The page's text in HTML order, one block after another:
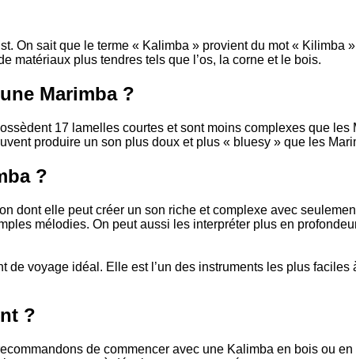
On sait que le terme « Kalimba » provient du mot «
matériaux plus tendres tels que l’os, la corne et le bois.
Marimba ?
17 lamelles courtes et sont moins complexes que
produire un son plus doux et plus « bluesy » que les
?
dont elle peut créer un son riche et complexe avec
mélodies. On peut aussi les interpréter plus en
voyage idéal. Elle est l’un des instruments les plus
?
de commencer avec une Kalimba en bois ou